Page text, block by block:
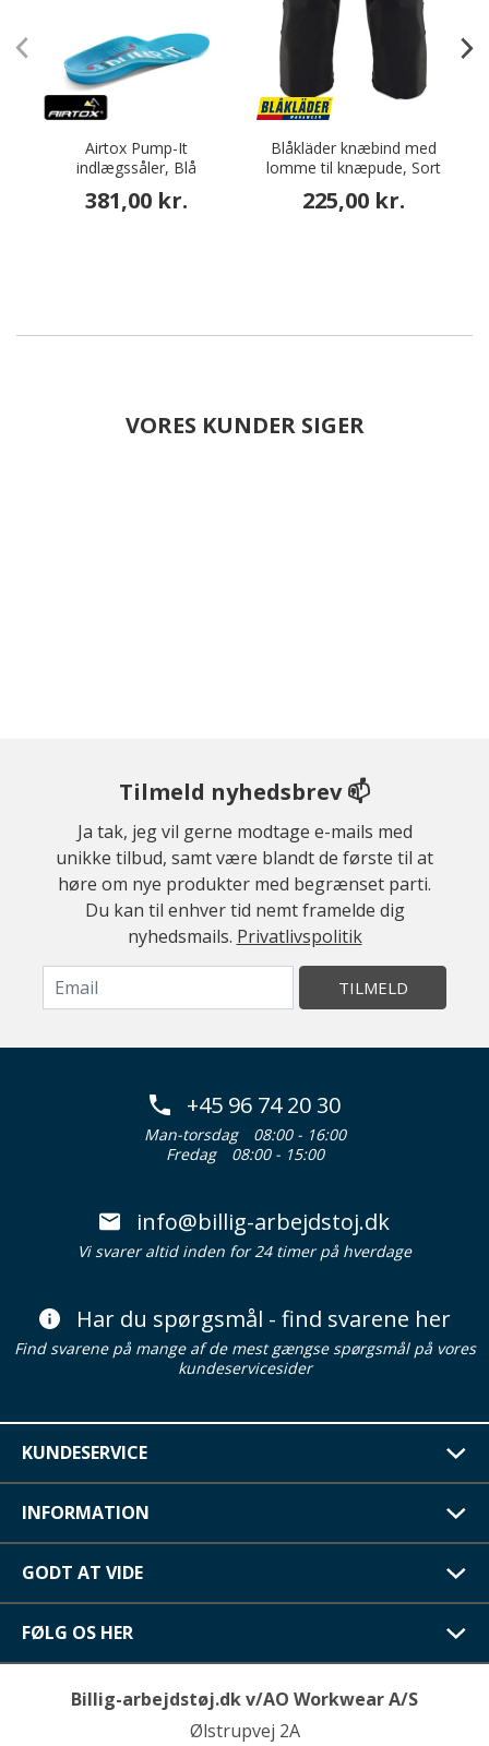
Airtox Pump-It
indlægssåler, Blå
381,00 kr.
Blåkläder knæbind med
lomme til knæpude, Sort
225,00 kr.
VORES KUNDER SIGER
Tilmeld nyhedsbrev 📫
Ja tak, jeg vil gerne modtage e-mails med
unikke tilbud, samt være blandt de første til at
høre om nye produkter med begrænset parti.
Du kan til enhver tid nemt framelde dig
nyhedsmails. Privatlivspolitik
TILMELD
+45 96 74 20 30
Man-torsdag
08:00 - 16:00
Fredag
08:00 - 15:00
info@billig-arbejdstoj.dk
Vi svarer altid inden for 24 timer på hverdage
Har du spørgsmål - find svarene her
Find svarene på mange af de mest gængse spørgsmål på vores
kundeservicesider
KUNDESERVICE
INFORMATION
GODT AT VIDE
FØLG OS HER
Billig-arbejdstøj.dk v/AO Workwear A/S
Ølstrupvej 2A